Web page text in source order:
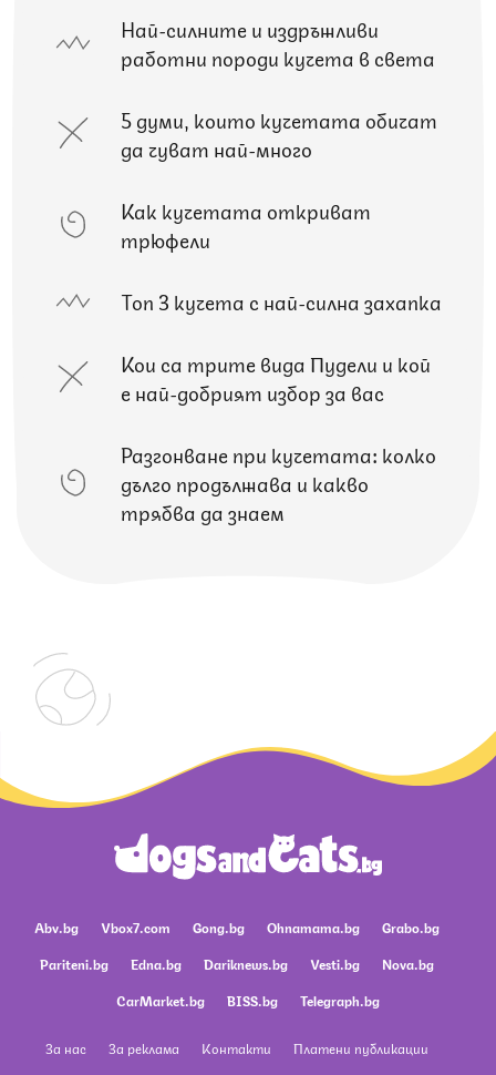
Най-силните и издръжливи
работни породи кучета в света
5 думи, които кучетата обичат
да чуват най-много
Как кучетата откриват
трюфели
Топ 3 кучета с най-силна захапка
Кои са трите вида Пудели и кой
е най-добрият избор за вас
Разгонване при кучетата: колко
дълго продължава и какво
трябва да знаем
Abv.bg Vbox7.com Gong.bg Ohnamama.bg
Grabo.bg
Pariteni.bg
Edna.bg Dariknews.bg Vesti.bg
Nova.bg
CarMarket.bg
BISS.bg Telegraph.bg
За нас За реклама Контакти
Платени публикации